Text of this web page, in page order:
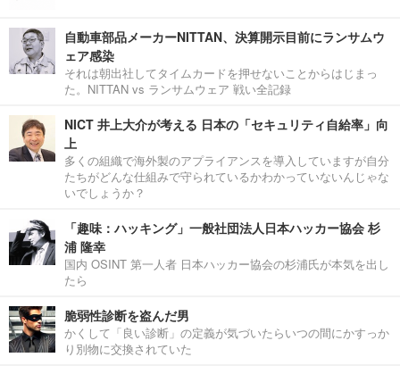
自動車部品メーカーNITTAN、決算開示目前にランサムウ
ェア感染
それは朝出社してタイムカードを押せないことからはじまっ
た。NITTAN vs ランサムウェア 戦い全記録
NICT 井上大介が考える 日本の「セキュリティ自給率」向
上
多くの組織で海外製のアプライアンスを導入していますが自分
たちがどんな仕組みで守られているかわかっていないんじゃな
いでしょうか？
「趣味：ハッキング」一般社団法人日本ハッカー協会 杉
浦 隆幸
国内 OSINT 第一人者 日本ハッカー協会の杉浦氏が本気を出し
たら
脆弱性診断を盗んだ男
かくして「良い診断」の定義が気づいたらいつの間にかすっか
り別物に交換されていた